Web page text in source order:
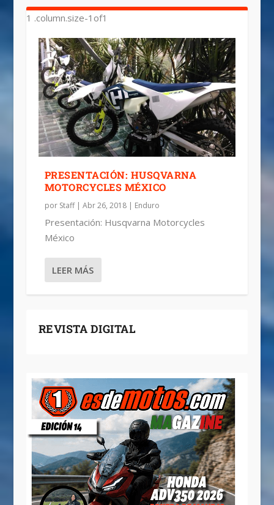
PRESENTACIÓN: HUSQVARNA
MOTORCYCLES MÉXICO
por Staff| Abr 26, 2018| Enduro
Presentación: Husqvarna Motorcycles
México
LEER MÁS
REVISTA DIGITAL